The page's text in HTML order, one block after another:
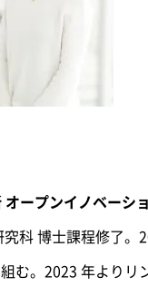
ープンイノベーシ
究科 博士課程修了
む。2023 年より